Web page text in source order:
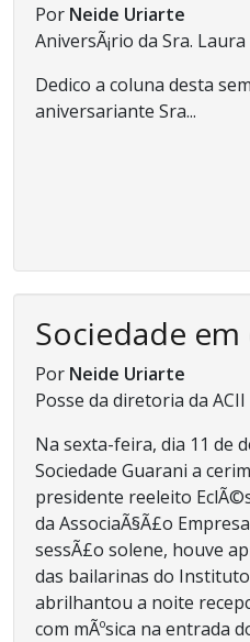
Por Neide Uriarte
AniversÃ¡rio da Sra.
Dedico a coluna desta
aniversariante Sra...
Sociedade
Por Neide Uriarte
Posse da diretoria da ACII
Na sexta-feira, dia 11 de
Sociedade Guarani a
presidente reeleito
da AssociaÃ§Ã£o
sessÃ£o solene, houve
das bailarinas do
abrilhantou a noite
com mÃºsica na entrada